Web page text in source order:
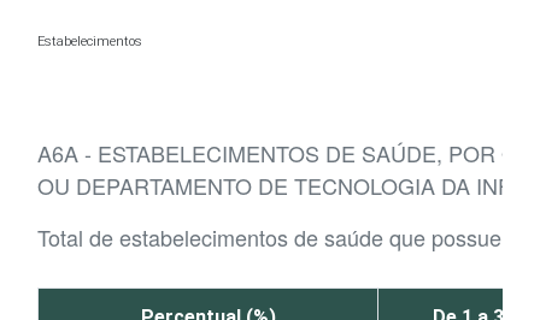
Estabelecimentos
A6A - ESTABELECIMENTOS DE SAÚDE, POR
OU DEPARTAMENTO DE TECNOLOGIA DA
Total de estabelecimentos de saúde que possuem